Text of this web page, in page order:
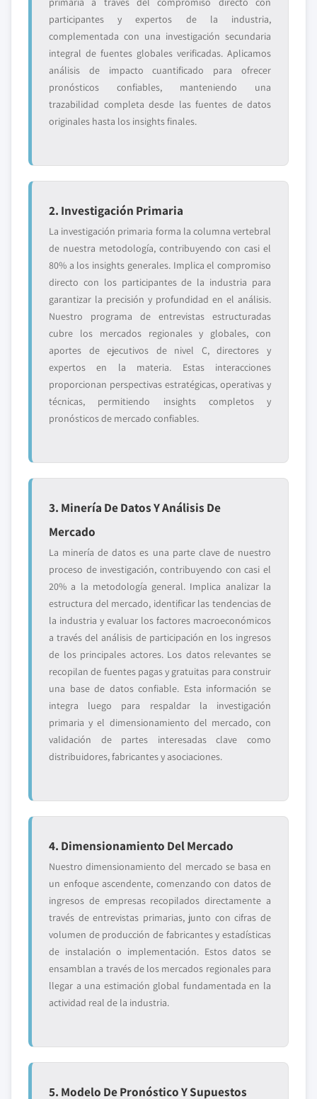
participantes y expertos de la industria,
complementada con una investigación secundaria
integral de fuentes globales verificadas. Aplicamos
análisis de impacto cuantificado para ofrecer
pronósticos confiables, manteniendo una
trazabilidad completa desde las fuentes de datos
originales hasta los insights finales.
2. Investigación Primaria
La investigación primaria forma la columna vertebral
de nuestra metodología, contribuyendo con casi el
80% a los insights generales. Implica el compromiso
directo con los participantes de la industria para
garantizar la precisión y profundidad en el análisis.
Nuestro programa de entrevistas estructuradas
cubre los mercados regionales y globales, con
aportes de ejecutivos de nivel C, directores y
expertos en la materia. Estas interacciones
proporcionan perspectivas estratégicas, operativas y
técnicas, permitiendo insights completos y
pronósticos de mercado confiables.
3. Minería De Datos Y Análisis De
Mercado
La minería de datos es una parte clave de nuestro
proceso de investigación, contribuyendo con casi el
20% a la metodología general. Implica analizar la
estructura del mercado, identificar las tendencias de
la industria y evaluar los factores macroeconómicos
a través del análisis de participación en los ingresos
de los principales actores. Los datos relevantes se
recopilan de fuentes pagas y gratuitas para construir
una base de datos confiable. Esta información se
integra luego para respaldar la investigación
primaria y el dimensionamiento del mercado, con
validación de partes interesadas clave como
distribuidores, fabricantes y asociaciones.
4. Dimensionamiento Del Mercado
Nuestro dimensionamiento del mercado se basa en
un enfoque ascendente, comenzando con datos de
ingresos de empresas recopilados directamente a
través de entrevistas primarias, junto con cifras de
volumen de producción de fabricantes y estadísticas
de instalación o implementación. Estos datos se
ensamblan a través de los mercados regionales para
llegar a una estimación global fundamentada en la
actividad real de la industria.
5. Modelo De Pronóstico Y Supuestos